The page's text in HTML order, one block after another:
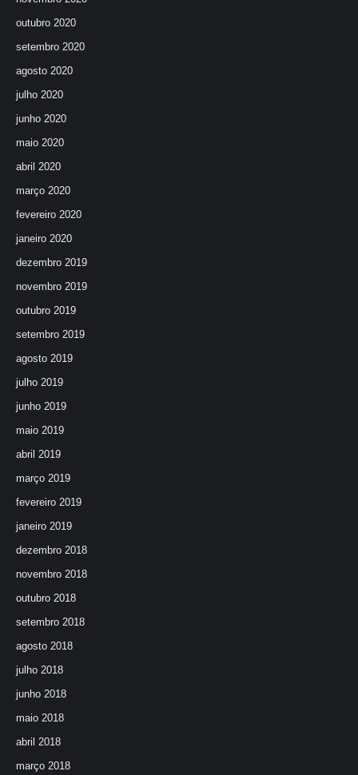
outubro 2020
setembro 2020
agosto 2020
julho 2020
junho 2020
maio 2020
abril 2020
março 2020
fevereiro 2020
janeiro 2020
dezembro 2019
novembro 2019
outubro 2019
setembro 2019
agosto 2019
julho 2019
junho 2019
maio 2019
abril 2019
março 2019
fevereiro 2019
janeiro 2019
dezembro 2018
novembro 2018
outubro 2018
setembro 2018
agosto 2018
julho 2018
junho 2018
maio 2018
abril 2018
março 2018